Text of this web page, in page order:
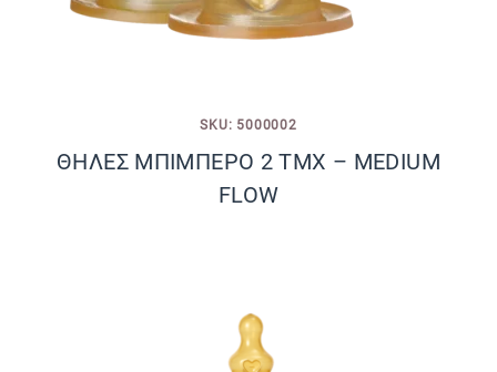
SKU: 5000002
ΘΗΛΕΣ ΜΠΙΜΠΕΡΟ 2 ΤΜΧ – MEDIUM
FLOW